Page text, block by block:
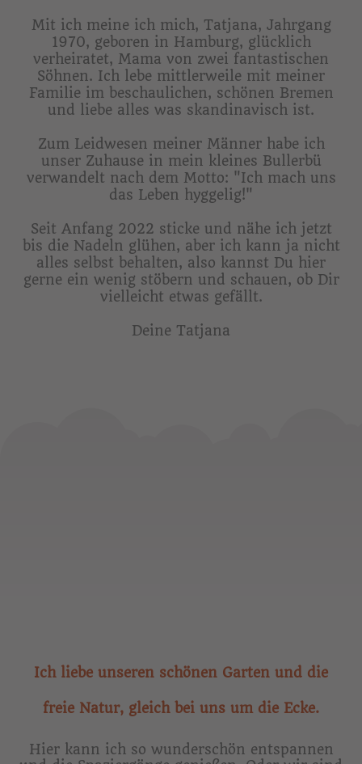
Mit ich meine ich mich, Tatjana, Jahrgang
1970, geboren in Hamburg, glücklich
verheiratet, Mama von zwei fantastischen
Söhnen. Ich lebe mittlerweile mit meiner
Familie im beschaulichen, schönen Bremen
und liebe alles was skandinavisch ist.
Zum Leidwesen meiner Männer habe ich
unser Zuhause in mein kleines Bullerbü
verwandelt nach dem Motto: "Ich mach uns
das Leben hyggelig!"
Seit Anfang 2022 sticke und nähe ich jetzt
bis die Nadeln glühen, aber ich kann ja nicht
alles selbst behalten, also kannst Du hier
gerne ein wenig stöbern und schauen, ob Dir
vielleicht etwas gefällt.
Deine Tatjana
Ich liebe unseren schönen Garten und die
freie Natur, gleich bei uns um die Ecke.
Hier kann ich so wunderschön entspannen